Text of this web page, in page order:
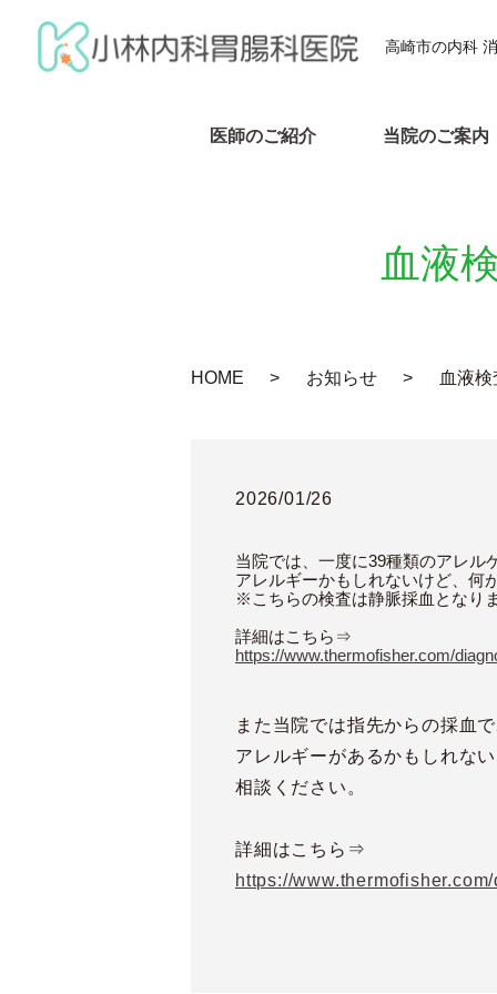
高崎市の内科
医師のご紹介 当院のご案内
血液
HOME お知らせ 血液
2026/01/26
当院では、一度に39種類のアレル
アレルギーかもしれないけど、何
※こちらの検査は静脈採血となり
詳細はこちら⇒
https://www.thermofisher.com/
また当院では指先からの採血
アレルギーがあるかもしれな
相談ください。
詳細はこちら⇒
https://